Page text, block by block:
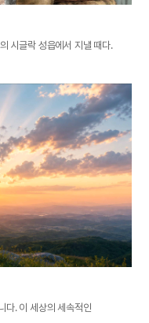
시글락 성읍에서 지낼 때다.
다. 이 세상의 세속적인